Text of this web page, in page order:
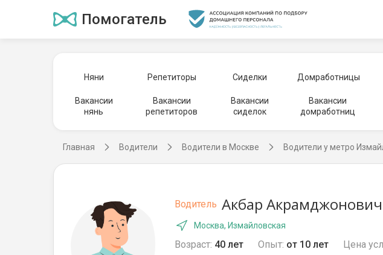
Помогатель
Няни Репетиторы Сиделки Домработницы
Вакансии
нянь
Вакансии
репетиторов
Вакансии
сиделок
Вакансии
домработниц
Главная Водители Водители в Москве Водители у метро
Водитель Акбар
Москва, Измайловская
Возраст: 40 лет Опыт: от 10 лет Цена